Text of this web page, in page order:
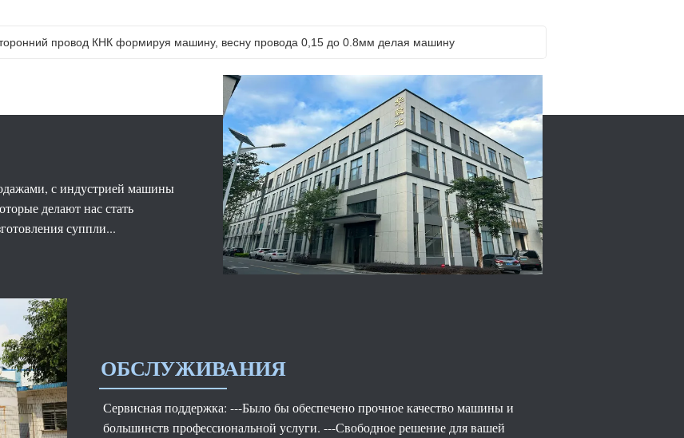
с индустрией машины
делают нас стать
суппли...
ОБСЛУЖИВАНИЯ
Сервисная поддержка: ---Было бы обеспечено прочное качество машины и
большинств профессиональной услуги. ---Свободное решение для вашей